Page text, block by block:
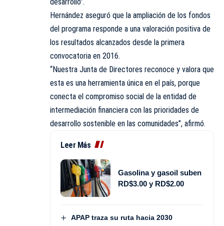
Hernández aseguró que la ampliación de los fondos
del programa responde a una valoración positiva de
los resultados alcanzados desde la primera
convocatoria en 2016.
“Nuestra Junta de Directores reconoce y valora que
esta es una herramienta única en el país, porque
conecta el compromiso social de la entidad de
intermediación financiera con las prioridades de
desarrollo sostenible en las comunidades”, afirmó.
Leer Más
Gasolina y gasoil suben
RD$3.00 y RD$2.00
APAP traza su ruta hacia 2030